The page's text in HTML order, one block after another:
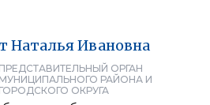
НатальяИвановна
ПРЕДСТАВИТЕЛЬНЫЙ ОРГАН
МУНИЦИПАЛЬНОГО РАЙОНА И
ГОРОДСКОГО ОКРУГА